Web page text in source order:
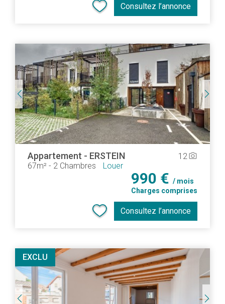
Consultez l’annonce
Appartement - ERSTEIN
67m² - 2 Chambres Louer
12camera_alt
990 € / mois
Charges comprises
Consultez l’annonce
EXCLU